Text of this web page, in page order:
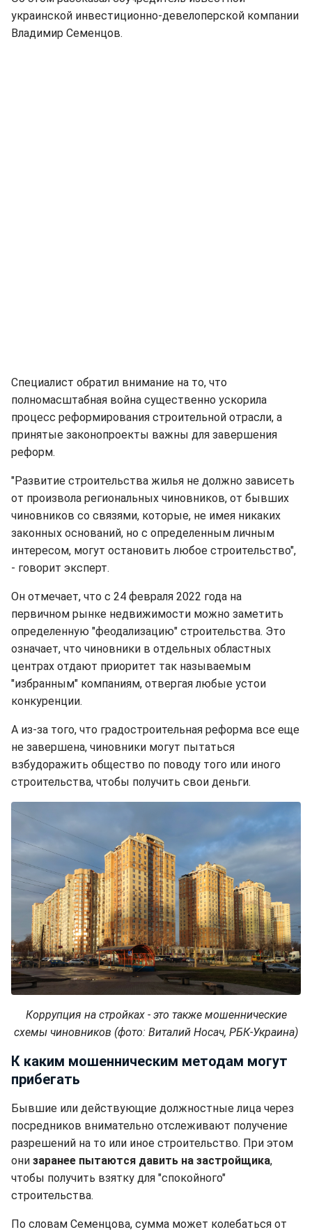
украинской инвестиционно-девелоперской компании
Владимир Семенцов.
Специалист обратил внимание на то, что
полномасштабная война существенно ускорила
процесс реформирования строительной отрасли, а
принятые законопроекты важны для завершения
реформ.
"Развитие строительства жилья не должно зависеть
от произвола региональных чиновников, от бывших
чиновников со связями, которые, не имея никаких
законных оснований, но с определенным личным
интересом, могут остановить любое строительство",
- говорит эксперт.
Он отмечает, что с 24 февраля 2022 года на
первичном рынке недвижимости можно заметить
определенную "феодализацию" строительства. Это
означает, что чиновники в отдельных областных
центрах отдают приоритет так называемым
"избранным" компаниям, отвергая любые устои
конкуренции.
А из-за того, что градостроительная реформа все еще
не завершена, чиновники могут пытаться
взбудоражить общество по поводу того или иного
строительства, чтобы получить свои деньги.
Коррупция на стройках - это также мошеннические
схемы чиновников (фото: Виталий Носач, РБК-Украина)
К каким мошенническим методам могут
прибегать
Бывшие или действующие должностные лица через
посредников внимательно отслеживают получение
разрешений на то или иное строительство. При этом
они заранее пытаются давить на застройщика,
чтобы получить взятку для "спокойного"
строительства.
По словам Семенцова, сумма может колебаться от